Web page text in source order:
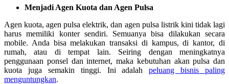
Menjadi Agen Kuota dan Agen Pulsa
Agen kuota, agen pulsa elektrik, dan agen pulsa listrik kini tidak lagi
harus memiliki konter sendiri. Semuanya bisa dilakukan secara
mobile. Anda bisa melakukan transaksi di kampus, di kantor, di
rumah, atau di tempat lain. Seiring dengan meningkatnya
penggunaan ponsel dan internet, maka kebutuhan akan pulsa dan
kuota juga semakin tinggi. Ini adalahpeluang bisnis paling
menguntungkan.